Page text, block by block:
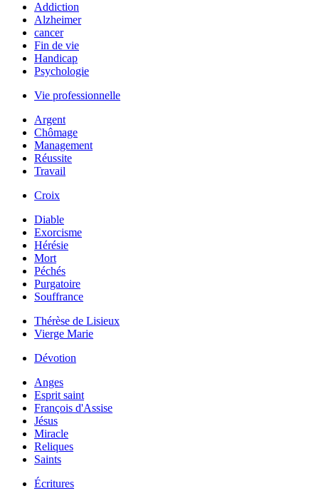
Addiction
Alzheimer
cancer
Fin de vie
Handicap
Psychologie
Vie professionnelle
Argent
Chômage
Management
Réussite
Travail
Croix
Diable
Exorcisme
Hérésie
Mort
Péchés
Purgatoire
Souffrance
Thérèse de Lisieux
Vierge Marie
Dévotion
Anges
Esprit saint
François d'Assise
Jésus
Miracle
Reliques
Saints
Écritures